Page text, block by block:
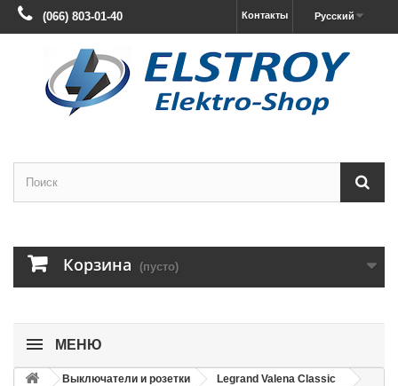
Русский
Контакты
(066) 803-01-40
Корзина (пусто)
МЕНЮ
Выключатели и розетки
Legrand Valena Classic